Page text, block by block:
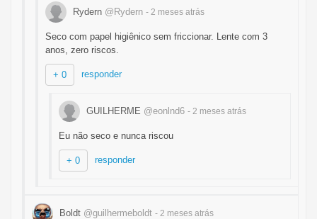
Rydern @Rydern - 2 meses atrás
Seco com papel higiênico sem friccionar. Lente com 3
anos, zero riscos.
+ 0 responder
GUILHERME @eonlnd6 - 2 meses atrás
Eu não seco e nunca riscou
+ 0 responder
Boldt @guilhermeboldt - 2 meses atrás